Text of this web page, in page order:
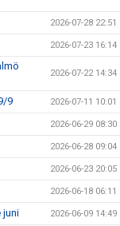
2026-07-28 22:51
2026-07-23 16:14
2026-07-22 14:34
9 2026-07-11 10:01
2026-06-29 08:30
2026-06-28 09:04
2026-06-23 20:05
2026-06-18 06:11
juni 2026-06-09 14:49